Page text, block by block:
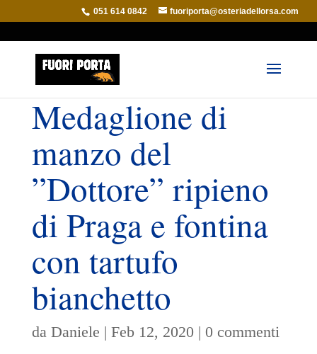
051 614 0842 fuoriporta@osteriadellorsa.com
Medaglione di
manzo del
”Dottore” ripieno
di Praga e fontina
con tartufo
bianchetto
da Daniele | Feb 12, 2020 | 0 commenti